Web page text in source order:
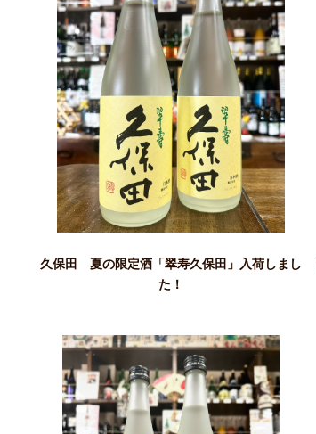
久保田 夏の限定酒「翠寿久保田」入荷しまし
た！